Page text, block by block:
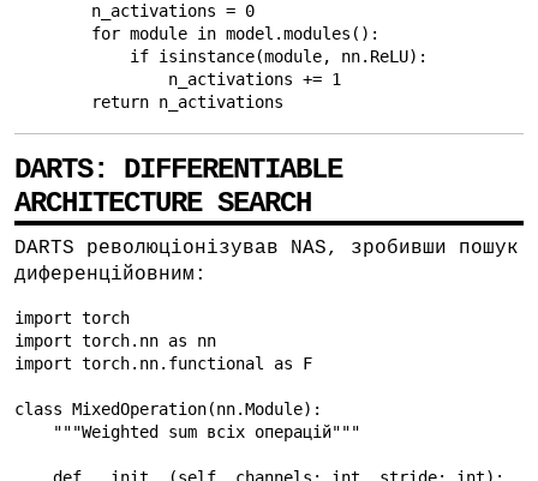
        n_activations = 0
        for module in model.modules():
            if isinstance(module, nn.ReLU):
                n_activations += 1
        return n_activations
DARTS: DIFFERENTIABLE
ARCHITECTURE SEARCH
DARTS революціонізував NAS, зробивши пошук
диференційовним:
import torch
import torch.nn as nn
import torch.nn.functional as F
class MixedOperation(nn.Module):
    """Weighted sum всіх операцій"""